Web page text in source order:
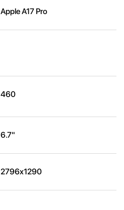
Apple A17 Pro
460
6.7"
2796x1290